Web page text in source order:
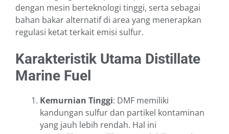
dengan mesin berteknologi tinggi, serta sebagai
bahan bakar alternatif di area yang menerapkan
regulasi ketat terkait emisi sulfur.
Karakteristik Utama Distillate
Marine Fuel
Kemurnian Tinggi: DMF memiliki
kandungan sulfur dan partikel kontaminan
yang jauh lebih rendah. Hal ini